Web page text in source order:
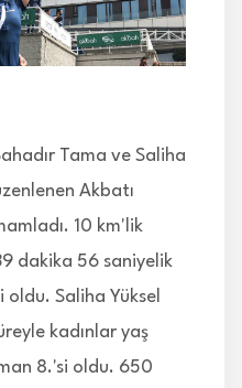
Tama ve Saliha
Akbatı
10 km'lik
dakika 56 saniyelik
oldu. Saliha Yüksel
kadınlar yaş
8.'si oldu. 650